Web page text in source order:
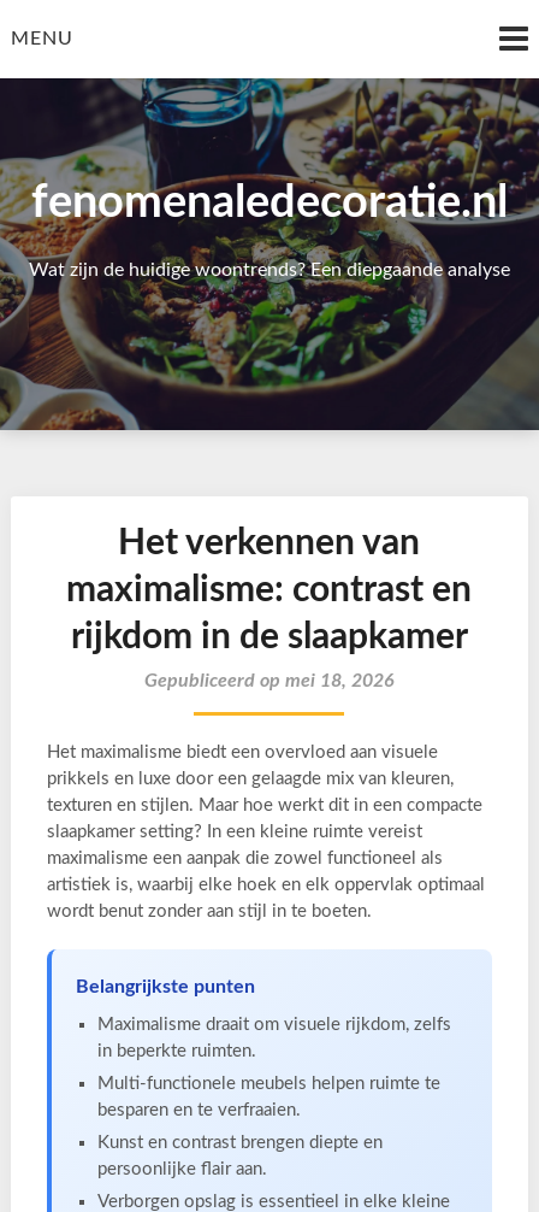
toMENU
fenomenaledecoratie.nl
Wat zijn de huidige woontrends? Een diepgaande analyse
Het verkennen van
maximalisme: contrast en
rijkdom in de slaapkamer
Gepubliceerd op mei 18, 2026
Het maximalisme biedt een overvloed aan visuele
prikkels en luxe door een gelaagde mix van kleuren,
texturen en stijlen. Maar hoe werkt dit in een compacte
slaapkamer setting? In een kleine ruimte vereist
maximalisme een aanpak die zowel functioneel als
artistiek is, waarbij elke hoek en elk oppervlak optimaal
wordt benut zonder aan stijl in te boeten.
Belangrijkste punten
Maximalisme draait om visuele rijkdom, zelfs
in beperkte ruimten.
Multi-functionele meubels helpen ruimte te
besparen en te verfraaien.
Kunst en contrast brengen diepte en
persoonlijke flair aan.
Verborgen opslag is essentieel in elke kleine